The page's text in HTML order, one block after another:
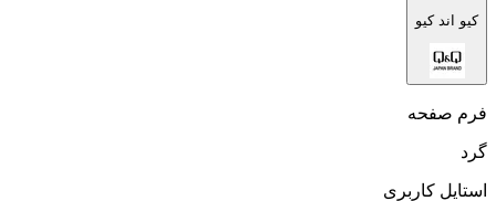
کیو اند کیو
فرم صفحه
گرد
استایل کاربری